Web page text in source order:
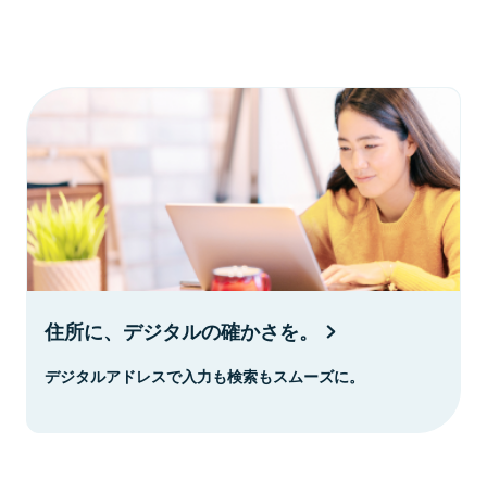
住所に、デジタルの確かさを。
デジタルアドレスで入力も検索もスムーズに。